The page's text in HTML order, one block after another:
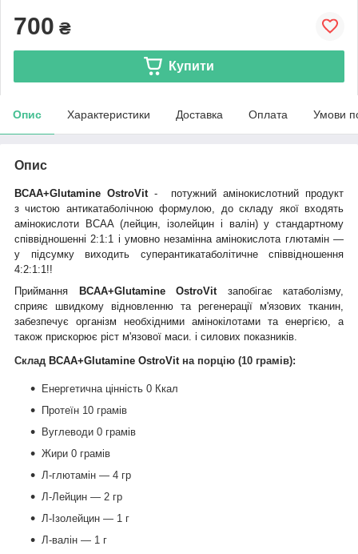
700 ₴
Купити
Опис Характеристики Доставка Оплата Умови
Опис
BCAA+Glutamine OstroVit - потужний амінокислотний продукт
з чистою антикатаболічною формулою, до складу якої входять
амінокислоти ВСАА (лейцин, ізолейцин і валін) у стандартному
співвідношенні 2:1:1 і умовно незамінна амінокислота глютамін —
у підсумку виходить суперантикатаболітичне співвідношення
4:2:1:1!!
Приймання
BCAA+Glutamine OstroVit
запобігає катаболізму,
сприяє швидкому відновленню та регенерації м'язових тканин,
забезпечує організм необхідними амінокілотами та енергією, а
також прискорює ріст м'язової маси. і силових показників.
Склад BCAA+Glutamine OstroVit на порцію (10 грамів):
Енергетична цінність 0 Ккал
Протеїн 10 грамів
Вуглеводи 0 грамів
Жири 0 грамів
Л-глютамін — 4 гр
Л-Лейцин — 2 гр
Л-Ізолейцин — 1 г
Л-валін — 1 г